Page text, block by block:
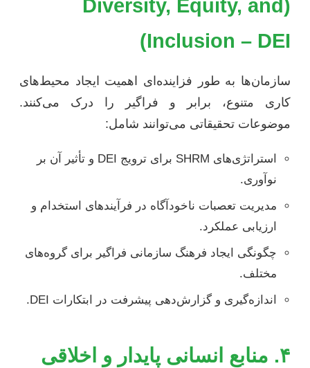
(Diversity, Equity, and
Inclusion – DEI)
سازمان‌ها به طور فزاینده‌ای اهمیت ایجاد محیط‌های
کاری متنوع، برابر و فراگیر را درک می‌کنند.
موضوعات تحقیقاتی می‌توانند شامل:
استراتژی‌های SHRM برای ترویج DEI و تأثیر آن بر
نوآوری.
مدیریت تعصبات ناخودآگاه در فرآیندهای استخدام و
ارزیابی عملکرد.
چگونگی ایجاد فرهنگ سازمانی فراگیر برای گروه‌های
مختلف.
اندازه‌گیری و گزارش‌دهی پیشرفت در ابتکارات DEI.
۴. منابع انسانی پایدار و اخلاقی